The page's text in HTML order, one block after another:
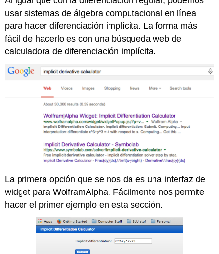
usar sistemas de álgebra computacional en línea
para hacer diferenciación implícita. La forma más
fácil de hacerlo es con una búsqueda web de
calculadora de diferenciación implícita.
La primera opción que se nos da es una interfaz de
widget para WolframAlpha. Fácilmente nos permite
hacer el primer ejemplo en esta sección.